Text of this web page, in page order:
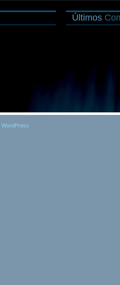
Últimos
WordPress